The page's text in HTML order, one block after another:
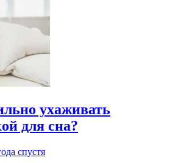
ухаживать
для сна?
спустя